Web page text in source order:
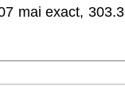
mai exact,